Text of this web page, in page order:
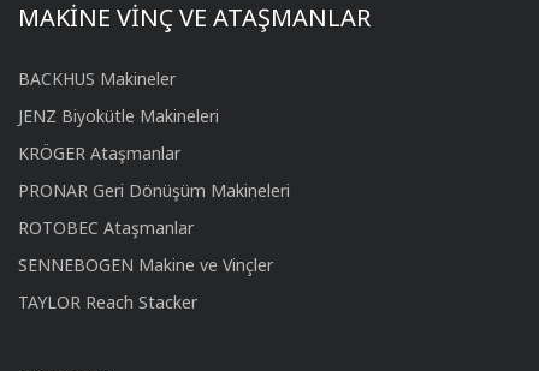
MAKİNE VİNÇ VE ATAŞMANLAR
BACKHUS Makineler
JENZ Biyokütle Makineleri
KRÖGER Ataşmanlar
PRONAR Geri Dönüşüm Makineleri
ROTOBEC Ataşmanlar
SENNEBOGEN Makine ve Vinçler
TAYLOR Reach Stacker